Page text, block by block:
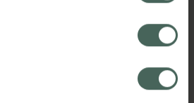
återkallat samtycke påverkar inte
som skett innan återkallelsen.